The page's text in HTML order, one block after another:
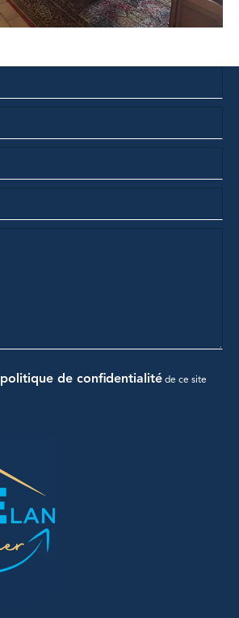
politique de confidentialité de ce site